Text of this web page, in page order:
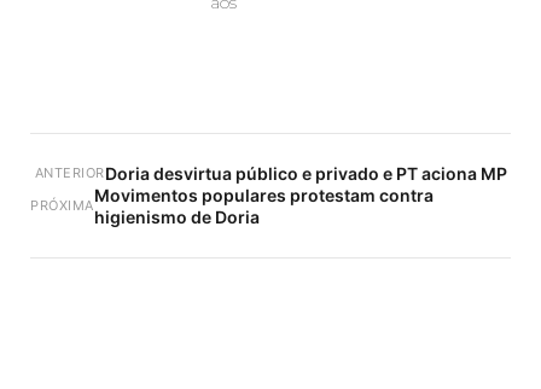
ANTERIORDoria desvirtua público e privado e PT aciona MP
PRÓXIMAMovimentos populares protestam contra
higienismo de Doria